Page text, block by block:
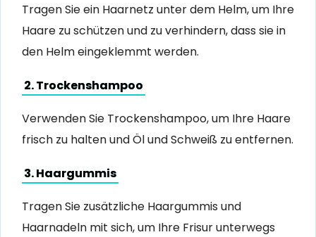
Tragen Sie ein Haarnetz unter dem Helm, um Ihre
Haare zu schützen und zu verhindern, dass sie in
den Helm eingeklemmt werden.
2. Trockenshampoo
Verwenden Sie Trockenshampoo, um Ihre Haare
frisch zu halten und Öl und Schweiß zu entfernen.
3. Haargummis
Tragen Sie zusätzliche Haargummis und
Haarnadeln mit sich, um Ihre Frisur unterwegs